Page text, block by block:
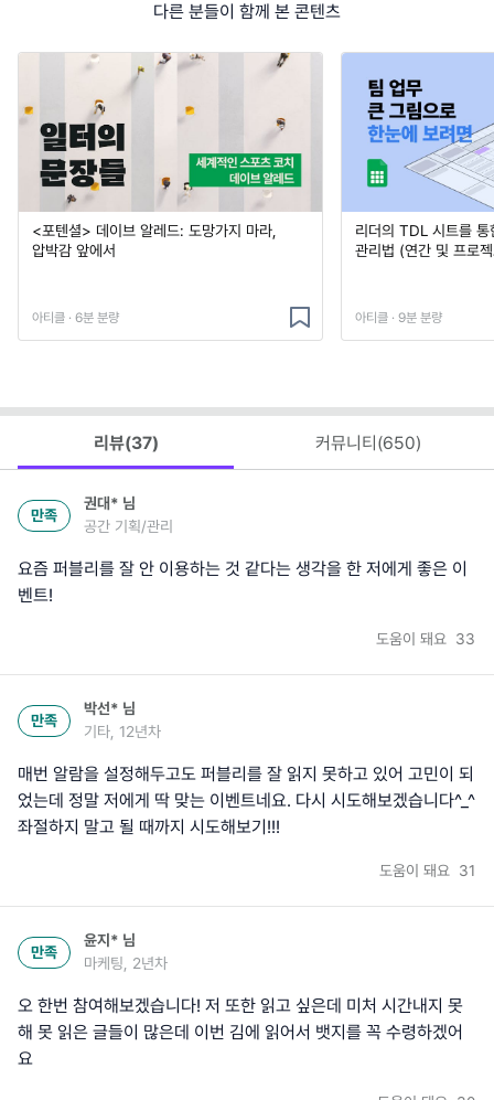
다른 분들이 함께 본 콘텐츠
<포텐셜> 데이브 알레드: 도망가지 마라,
압박감 앞에서
아티클 · 6분 분량
리더의 TDL 시트를
관리법 (연간 및 프로
아티클 · 9분 분량
리뷰(37) 커뮤니티(650)
만족
권대* 님
공간 기획/관리
요즘 퍼블리를 잘 안 이용하는 것 같다는 생각을 한 저에게 좋은 이
벤트!
도움이 돼요 33
만족
박선* 님
기타, 12년차
매번 알람을 설정해두고도 퍼블리를 잘 읽지 못하고 있어 고민이 되
었는데 정말 저에게 딱 맞는 이벤트네요. 다시 시도해보겠습니다^_^
좌절하지 말고 될 때까지 시도해보기!!!
도움이 돼요 31
만족
윤지* 님
마케팅, 2년차
오 한번 참여해보겠습니다! 저 또한 읽고 싶은데 미처 시간내지 못
해 못 읽은 글들이 많은데 이번 김에 읽어서 뱃지를 꼭 수령하겠어
요